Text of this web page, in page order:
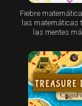
Fiebre
las matemáticas
las mentes